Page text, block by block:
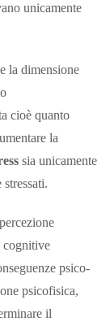
unicamente
la dimensione
cioè quanto
la
sia unicamente
cognitive
psico-
psicofisica,
il